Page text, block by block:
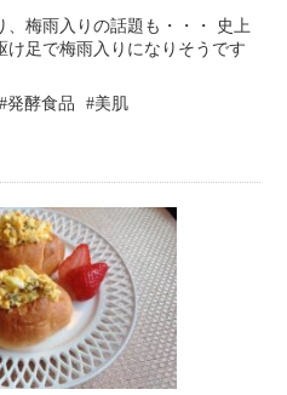
、梅雨入りの話題も・・・ 史上
足で梅雨入りになりそうです
発酵食品 美肌